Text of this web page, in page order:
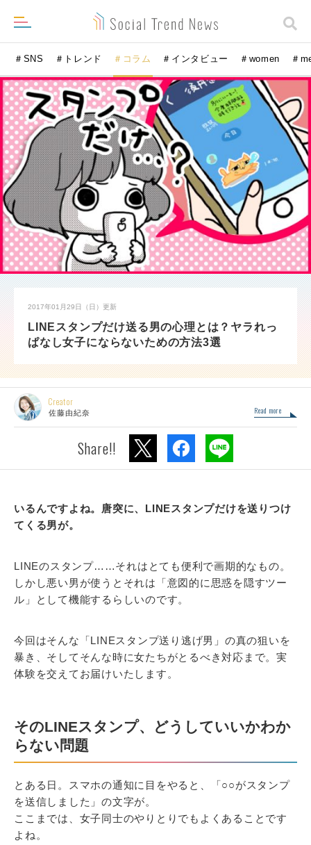
＃SNS ＃トレンド ＃コラム ＃インタビュー ＃women ＃
2017年01月29日（日） 更新
LINEスタンプだけ送る男の心理とは？ヤラれっ
ぱなし女子にならないための方法3選
Creator
佐藤由紀奈 Read more
Share!!
いるんですよね。唐突に、LINEスタンプだけを送りつけ
てくる男が。
LINEのスタンプ……それはとても便利で画期的なもの。
しかし悪い男が使うとそれは「意図的に思惑を隠すツー
ル」として機能するらしいのです。
今回はそんな「LINEスタンプ送り逃げ男」の真の狙いを
暴き、そしてそんな時に女たちがとるべき対応まで。実
体験を交えてお届けいたします。
そのLINEスタンプ、どうしていいかわか
らない問題
とある日。スマホの通知に目をやると、「○○がスタンプ
を送信しました」の文字が。
ここまでは、女子同士のやりとりでもよくあることです
よね。